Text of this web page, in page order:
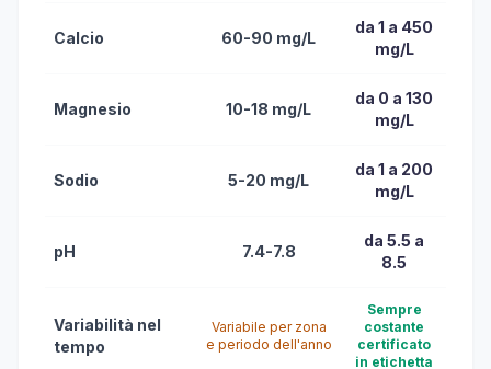
Calcio 60-90 mg/L
da 1 a 450
mg/L
Magnesio 10-18 mg/L
da 0 a 130
mg/L
Sodio 5-20 mg/L
da 1 a 200
mg/L
pH 7.4-7.8
da 5.5 a
8.5
Variabilità nel
tempo
Variabile per zona
e periodo dell'anno
Sempre
costante
certificato
in etichetta